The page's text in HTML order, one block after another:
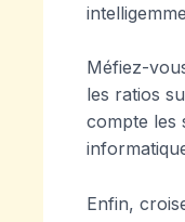
Méfiez-
les ratios
compte les
Enfin,